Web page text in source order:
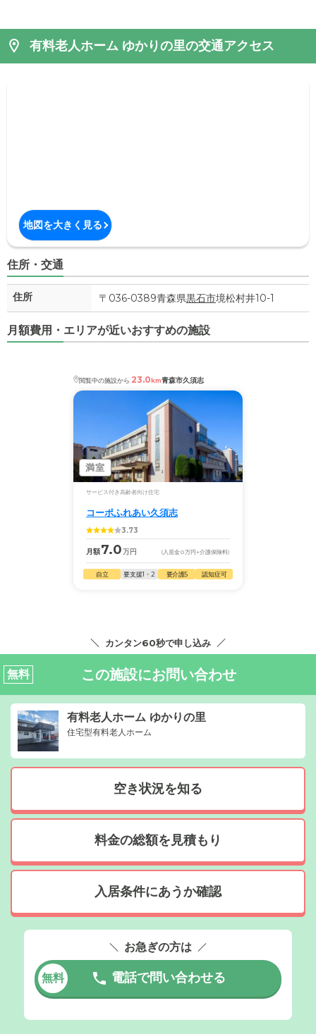
有料老人ホーム ゆかりの里の交通アクセス
地図を大きく見る
住所・交通
住所 〒036-0389青森県黒石市境松村井10-1
月額費用・エリアが近いおすすめの施設
閲覧中の施設から 23.0km青森市久須志
満室
サービス付き高齢者向け住宅
コーポふれあい久須志
3.73
月額7.0万円 (入居金0万円 +介護保険料)
自立 要支援1・2 要介護5 認知症可
カンタン60秒で申し込み
無料 この施設にお問い合わせ
有料老人ホーム ゆかりの里
住宅型有料老人ホーム
空き状況を知る
料金の総額を見積もり
入居条件にあうか確認
お急ぎの方は
無料 電話で問い合わせる